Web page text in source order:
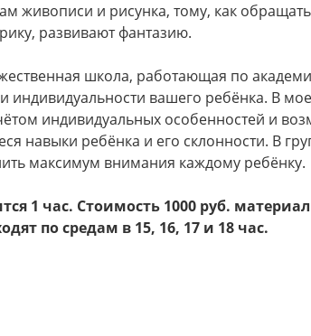
живописи и рисунка, тому, как
развивают фантазию.
школа, работающая по
индивидуальности вашего ребёнка. В
индивидуальных особенностей и
навыки ребёнка и его склонности. В
максимум внимания каждому ребёнку.
1 час. Стоимость 1000 руб.
по средам в 15, 16, 17 и 18 час.